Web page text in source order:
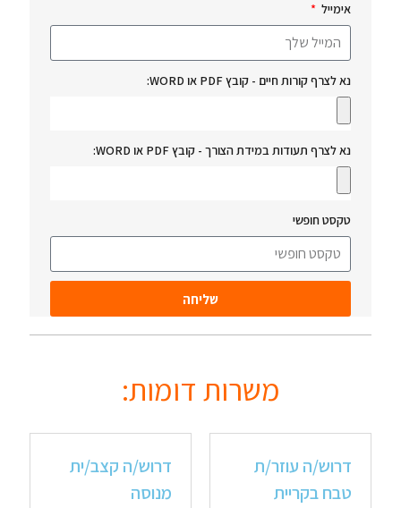
אימייל
נא לצרף קורות חיים - קובץ PDF או WORD:
נא לצרף תעודות במידת הצורך - קובץ PDF או WORD:
טקסט חופשי
שליחה
משרות דומות:
דרוש/ה עוזר/ת
טבח בקריית
דרוש/ה קצב/ית
מנוסה